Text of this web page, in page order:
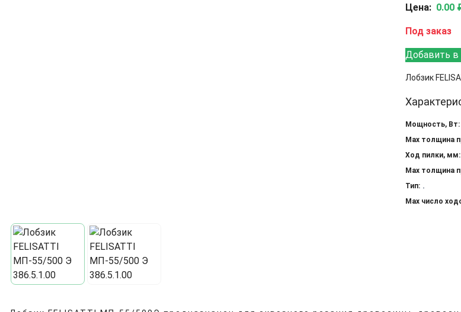
Цена: 0.00
Под заказ
Добавить в
Лобзик
Мощность, Вт:
Max толщина
Ход пилки, мм:
Max толщина
Тип:
Max число